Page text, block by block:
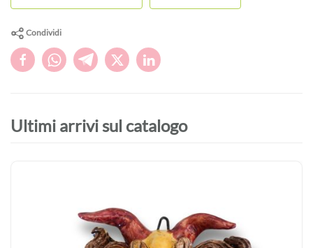
Condividi
Ultimi arrivi sul catalogo